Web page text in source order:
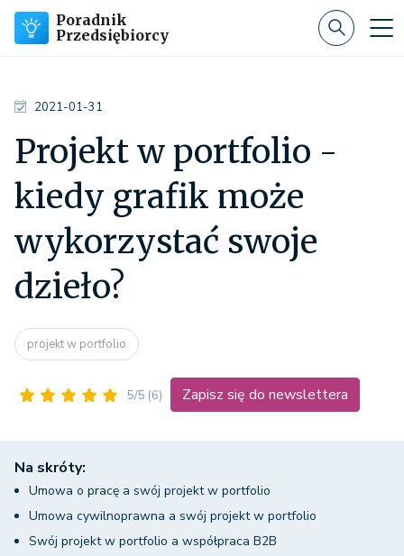
Poradnik
Przedsiębiorcy
2021-01-31
Projekt w portfolio -
kiedy grafik może
wykorzystać swoje
dzieło?
projekt w portfolio
5/5 (6) Zapisz się do newslettera
Na skróty:
Umowa o pracę a swój projekt w portfolio
Umowa cywilnoprawna a swój projekt w portfolio
Swój projekt w portfolio a współpraca B2B